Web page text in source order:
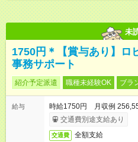
未
1750円＊【賞与あり】ロ
事務サポート
紹介予定派遣 職種未経験OK ブラ
給与
時給1750円 月収例
交通費別途支給あり
交通費 全額支給